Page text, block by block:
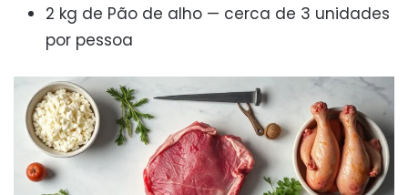
2 kg de Pão de alho — cerca de 3 unidades
por pessoa